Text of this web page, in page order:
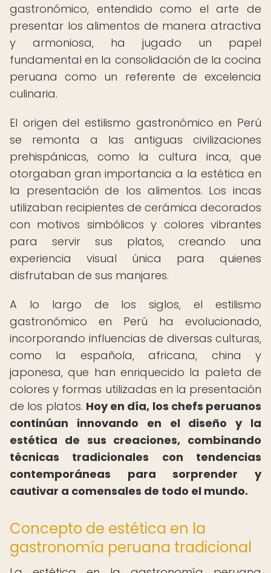
gastronómico, entendido como el arte de
presentar los alimentos de manera atractiva
y armoniosa, ha jugado un papel
fundamental en la consolidación de la cocina
peruana como un referente de excelencia
culinaria.
El origen del estilismo gastronómico en Perú
se remonta a las antiguas civilizaciones
prehispánicas, como la cultura inca, que
otorgaban gran importancia a la estética en
la presentación de los alimentos. Los incas
utilizaban recipientes de cerámica decorados
con motivos simbólicos y colores vibrantes
para servir sus platos, creando una
experiencia visual única para quienes
disfrutaban de sus manjares.
A lo largo de los siglos, el estilismo
gastronómico en Perú ha evolucionado,
incorporando influencias de diversas culturas,
como la española, africana, china y
japonesa, que han enriquecido la paleta de
colores y formas utilizadas en la presentación
de los platos. Hoy en día, los chefs peruanos
continúan innovando en el diseño y la
estética de sus creaciones, combinando
técnicas tradicionales con tendencias
contemporáneas para sorprender y
cautivar a comensales de todo el mundo.
Concepto de estética en la
gastronomía peruana tradicional